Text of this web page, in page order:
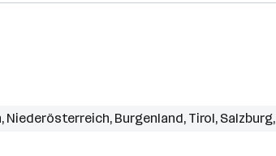
, Niederösterreich, Burgenland, Tirol, Salzburg,